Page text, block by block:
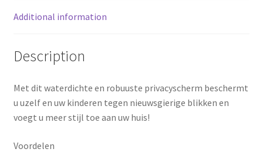
t
Additional information
Description
Met dit waterdichte en robuuste privacyscherm beschermt
u uzelf en uw kinderen tegen nieuwsgierige blikken en
voegt u meer stijl toe aan uw huis!
Voordelen